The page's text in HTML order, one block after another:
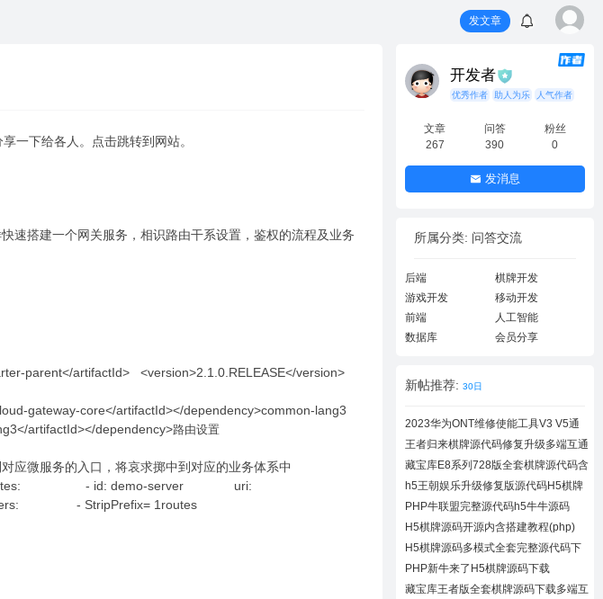
发文章
一下给各人。点击跳转到网站。
速搭建一个网关服务，相识路由干系设置，鉴权的流程及业务
parent</artifactId> <version>2.1.0.RELEASE</version>
gateway-core</artifactId></dependency>common-lang3
artifactId></dependency>路由设置
应微服务的入口，将哀求掷中到对应的业务体系中
- id: demo-server uri:
- StripPrefix= 1routes
开发者
优秀作者 助人为乐 人气作者
文章
267
问答
390
粉丝
0
发消息
所属分类: 问答交流
后端
棋牌开发
游戏开发
移动开发
前端
人工智能
数据库
会员分享
新帖推荐: 30日
2023华为ONT维修使能工具V3 V5通
用下载
王者归来棋牌源代码修复升级多端互通
近百款
藏宝库E8系列728版全套棋牌源代码含
728UI工
h5王朝娱乐升级修复版源代码H5棋牌
全套源码
PHP牛联盟完整源代码h5牛牛源码
H5棋牌源码开源内含搭建教程(php)
H5棋牌源码多模式全套完整源代码下
载
PHP新牛来了H5棋牌源码下载
藏宝库王者版全套棋牌源码下载多端互